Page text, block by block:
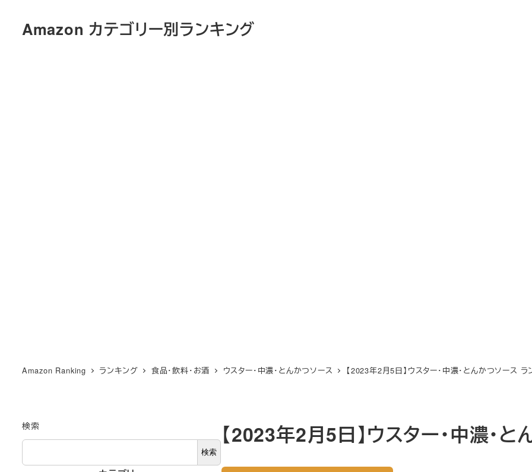
Amazon カテゴリー別ランキング
Amazon Ranking ランキング 食品・飲料・お酒 ウスター・中濃・とんかつソース 【2023年2月5日】ウスター・中濃・とんかつソース ラ
【2023年2月5日】ウスター・中濃・
検索
検索